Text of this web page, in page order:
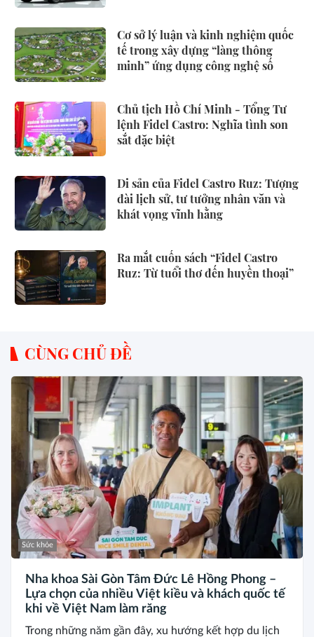
Cơ sở lý luận và kinh nghiệm quốc
tế trong xây dựng “làng thông
minh” ứng dụng công nghệ số
Chủ tịch Hồ Chí Minh - Tổng Tư
lệnh Fidel Castro: Nghĩa tình son
sắt đặc biệt
Di sản của Fidel Castro Ruz: Tượng
đài lịch sử, tư tưởng nhân văn và
khát vọng vĩnh hằng
Ra mắt cuốn sách “Fidel Castro
Ruz: Từ tuổi thơ đến huyền thoại”
CÙNG CHỦ ĐỀ
Sức khỏe
Nha khoa Sài Gòn Tâm Đức Lê Hồng Phong –
Lựa chọn của nhiều Việt kiều và khách quốc tế
khi về Việt Nam làm răng
Trong những năm gần đây, xu hướng kết hợp du lịch